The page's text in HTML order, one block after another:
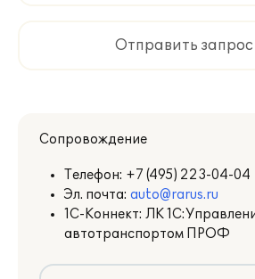
Отправить запрос
Сопровождение
Телефон: +7 (495) 223-04-04
Эл. почта: auto@rarus.ru
1С-Коннект: ЛК
автотранспортом ПРОФ